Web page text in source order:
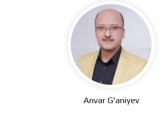
Anvar G'aniyev